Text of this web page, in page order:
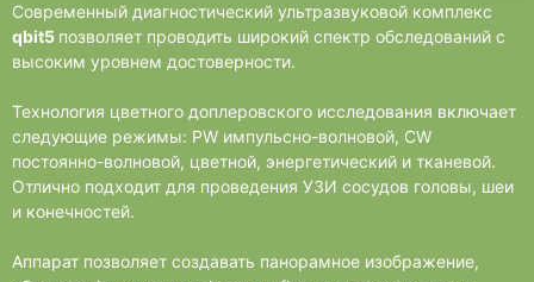
Современный диагностический ультразвуковой комплекс
qbit5 позволяет проводить широкий спектр обследований с
высоким уровнем достоверности.
Технология цветного доплеровского исследования включает
следующие режимы: PW импульсно-волновой, CW
постоянно-волновой, цветной, энергетический и тканевой.
Отлично подходит для проведения УЗИ сосудов головы, шеи
и конечностей.
Аппарат позволяет создавать панорамное изображение,